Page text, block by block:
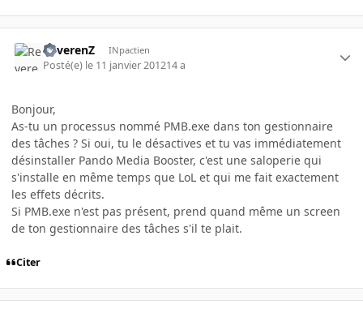
ReverenZ INpactien
Posté(e) le 11 janvier 201214 a
Bonjour,
As-tu un processus nommé PMB.exe dans ton gestionnaire
des tâches ? Si oui, tu le désactives et tu vas immédiatement
désinstaller Pando Media Booster, c'est une saloperie qui
s'installe en même temps que LoL et qui me fait exactement
les effets décrits.
Si PMB.exe n'est pas présent, prend quand même un screen
de ton gestionnaire des tâches s'il te plait.
Citer